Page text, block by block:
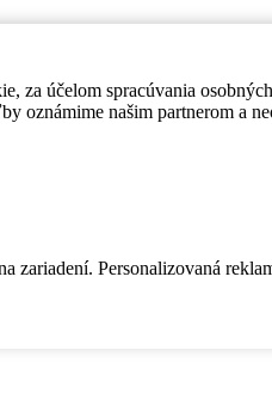
za účelom spracúvania
oznámime našim partnerom a
Personalizovaná